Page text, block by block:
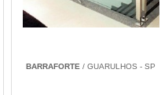
BARRAFORTE / GUARULHOS - SP